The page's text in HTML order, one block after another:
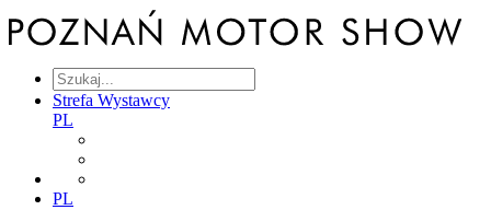
Strefa Wystawcy
PL
PL